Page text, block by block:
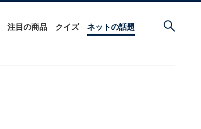
注目の商品 クイズ ネットの話題